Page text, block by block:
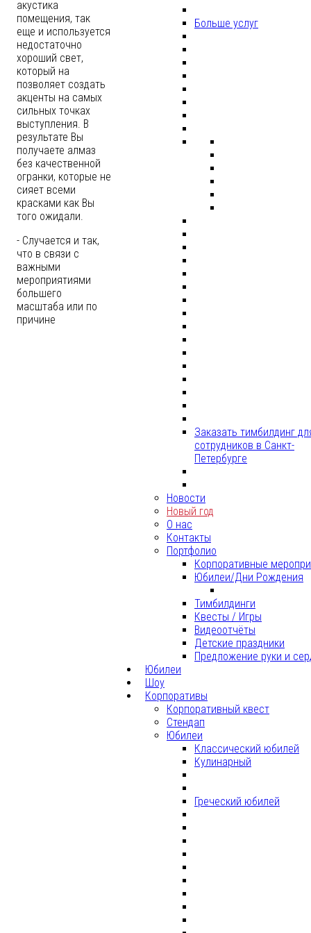
Больше услуг
Заказать тимбилдинг
сотрудников в Санкт-
Петербурге
Новости
Новый год
О нас
Контакты
Портфолио
Корпоративные
Юбилеи/Дни Рождения
Тимбилдинги
Квесты / Игры
Видеоотчёты
Детские праздники
Предложение руки и
Юбилеи
Шоу
Корпоративы
Корпоративный квест
Стендап
Юбилеи
Классический юбилей
Кулинарный
Греческий юбилей
акустика
помещения, так
еще и используется
недостаточно
хороший свет,
который на
позволяет создать
акценты на самых
сильных точках
выступления. В
результате Вы
получаете алмаз
без качественной
огранки, которые не
сияет всеми
красками как Вы
того ожидали.
- Случается и так,
что в связи с
важными
мероприятиями
большего
масштаба или по
причине